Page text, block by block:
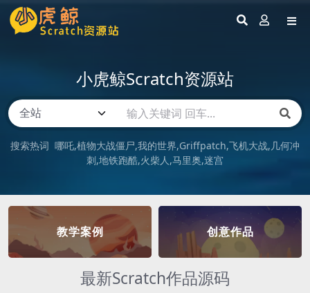
小虎鲸Scratch资源站
搜索热词 哪吒 植物大战僵尸 我的世界 Griffpatch 飞机大战 几何冲
刺 地铁跑酷 火柴人 马里奥 迷宫
教学案例 创意作品
最新Scratch作品源码